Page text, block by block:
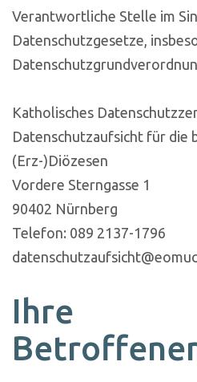
Verantwortliche Stelle im
Datenschutzgesetze,
Katholisches
Datenschutzaufsicht für die
(Erz-)Diözesen
Vordere Sterngasse 1
90402 Nürnberg
Telefon: 089 2137-1796
Ihre